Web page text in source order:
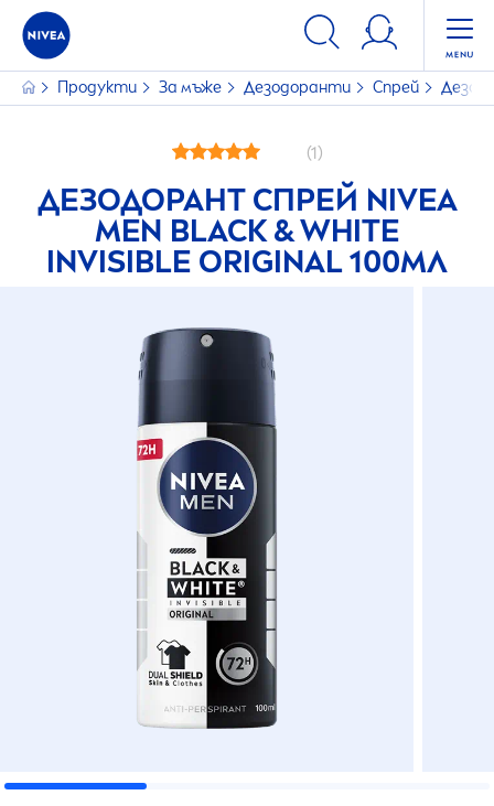
Продукти За мъже Дезодоранти Спрей
(1)
ДЕЗОДОРАНТ СПРЕЙ NIVEA
MEN BLACK&WHITE
INVISIBLE ORIGINAL100МЛ